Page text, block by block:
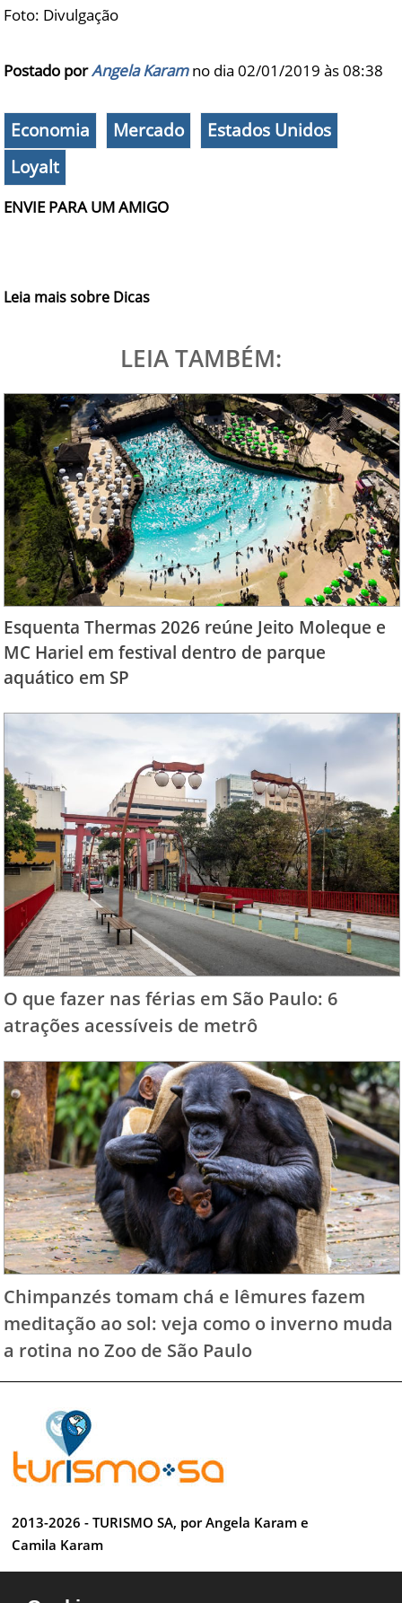
Foto: Divulgação
Postado porAngela Karamno dia 02/01/2019 às08:38
Economia Mercado
Estados Unidos
Loyalt
ENVIE PARA UM AMIGO
Leia mais sobre Dicas
LEIA TAMBÉM:
Esquenta Thermas 2026 reúne Jeito Moleque e
MC Hariel em festival dentro de parque
aquático em SP
O que fazer nas férias em São Paulo: 6
atrações acessíveis de metrô
Chimpanzés tomam chá e lêmures fazem
meditação ao sol: veja como o inverno muda
a rotina no Zoo de São Paulo
2013-2026 - TURISMO SA, por Angela Karam e
Camila Karam